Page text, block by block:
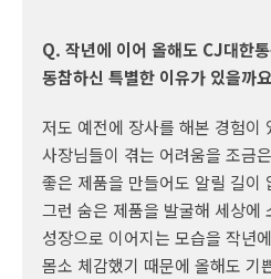
Q. 작년에 이어 올해도 CJ대한
동참하신 특별한 이유가 있을까
저도 예전에 장사를 해본 경험이
사장님들이 겪는 어려움을 조금
좋은 제품을 만들어도 알릴 길이
그런 숨은 제품을 발굴해 세상에
성장으로 이어지는 모습을 작년
몸소 체감했기 때문에 올해도 기